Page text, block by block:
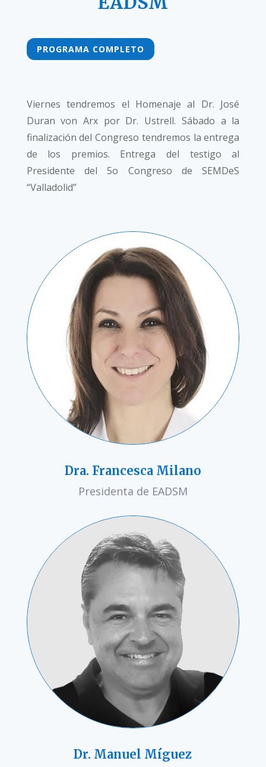
PROGRAMA COMPLETO
Viernes tendremos el Homenaje al Dr. José
Duran von Arx por Dr. Ustrell. Sábado a la
finalización del Congreso tendremos la entrega
de los premios. Entrega del testigo al
Presidente del 5o Congreso de SEMDeS
“Valladolid”
Dra. Francesca Milano
Presidenta de EADSM
Dr. Manuel Míguez